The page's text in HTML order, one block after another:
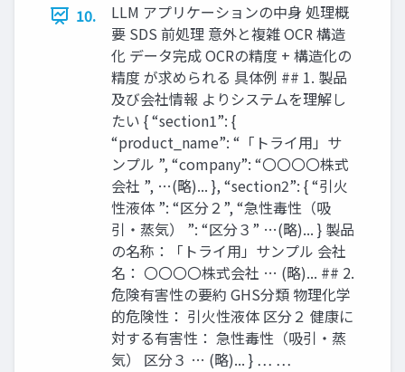
10.
LLM アプリケーションの中身 処理概
要 SDS 前処理 意外と複雑 OCR 構造
化 データ完成 OCRの精度 + 構造化の
精度 が求められる 具体例 ## 1. 製品
及び会社情報 よりシステムを理解し
たい { “section1”: {
“product_name”: “「トライ用」サ
ンプル ”, “company”: “〇〇〇〇株式
会社 ”, …(略)... }, “section2”: { “引火
性液体 ”: “区分２”, “急性毒性（吸
引・蒸気） ”: “区分３” …(略)... } 製品
の名称：「トライ用」サンプル 会社
名： 〇〇〇〇株式会社 … (略)... ## 2.
危険有害性の要約 GHS分類 物理化学
的危険性： 引火性液体 区分２ 健康に
対する有害性： 急性毒性（吸引・蒸
気） 区分３ … (略)... } … …